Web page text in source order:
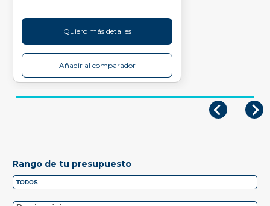
Quiero más detalles
Añadir al comparador
Rango de tu presupuesto